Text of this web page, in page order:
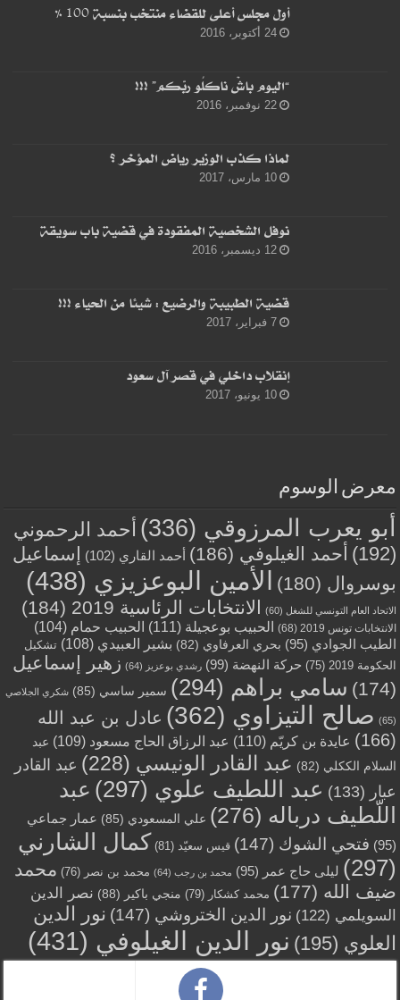
أول مجلس أعلى للقضاء منتخب بنسبة 100 %
24 أكتوبر، 2016
“اليوم باشْ ناكلُو ربّكم” !!!
22 نوفمبر، 2016
لماذا كذب الوزير رياض المؤخر ؟
10 مارس، 2017
نوفل الشخصية المفقودة في قضية باب سويقة
12 ديسمبر، 2016
قضية الطبيبة والرضيع : شيئا من الحياء !!!
7 فبراير، 2017
إنقلاب داخلي في قصر آل سعود
10 يونيو، 2017
معرض الوسوم
أبو يعرب المرزوقي (336)
أحمد الرحموني
(192)
أحمد الغيلوفي (186) أحمد القاري (102)
إسماعيل
بوسروال (180) الأمين البوعزيزي (438)
الاتحاد العام التونسي للشغل (60) الانتخابات الرئاسية 2019 (184)
الانتخابات تونس 2019 (68) الحبيب بوعجيلة (111) الحبيب حمام (104)
الطيب الجوادي (95) بحري العرفاوي (82) بشير العبيدي (108)
تشكيل
الحكومة 2019
(75) حركة النهضة (99) رشدي بوعزيز (64)
زهير إسماعيل
(174)
سامي براهم (294) سمير ساسي (85) شكري الجلاصي
(65) صالح التيزاوي (362)
عادل بن عبد الله
(166)
عايدة بن كريّم (110) عبد الرزاق الحاج مسعود (109)
عبد
السلام الككلي (82) عبد القادر الونيسي (228)
عبد القادر
عبار (133) عبد اللطيف علوي (297)
عبد
اللّطيف درباله (276) علي المسعودي (85)
عمار جماعي
(95)
فتحي الشوك (147) قيس سعيّد (81)
كمال الشارني
(297)
ليلى حاج عمر (95) محمد بن رجب (64) محمد بن نصر (76)
محمد
ضيف الله (177) محمد كشكار (79) منجي باكير (88)
نصر الدين
السويلمي (122) نور الدين الختروشي (147)
نور الدين
العلوي (195) نور الدين الغيلوفي (431)